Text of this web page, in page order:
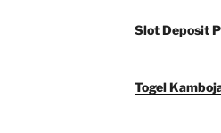
Slot Deposit
Togel